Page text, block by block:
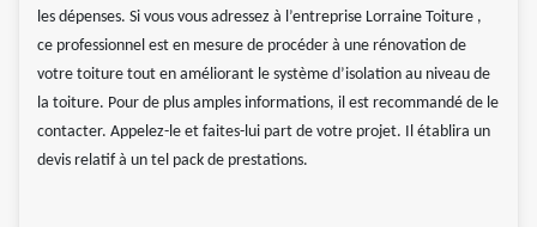
les dépenses. Si vous vous adressez à l’entreprise Lorraine Toiture ,
ce professionnel est en mesure de procéder à une rénovation de
votre toiture tout en améliorant le système d’isolation au niveau de
la toiture. Pour de plus amples informations, il est recommandé de le
contacter. Appelez-le et faites-lui part de votre projet. Il établira un
devis relatif à un tel pack de prestations.